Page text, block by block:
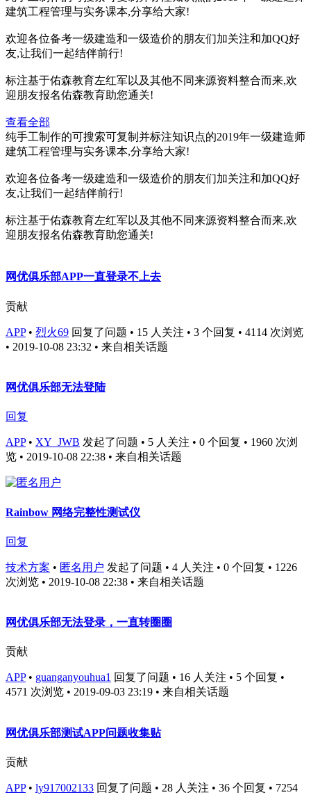
建筑工程管理与实务课本,分享给大家!
欢迎各位备考一级建造和一级造价的朋友们加关注和加QQ好
友,让我们一起结伴前行!
标注基于佑森教育左红军以及其他不同来源资料整合而来,欢
迎朋友报名佑森教育助您通关!
查看全部
纯手工制作的可搜索可复制并标注知识点的2019年一级建造师
建筑工程管理与实务课本,分享给大家!
欢迎各位备考一级建造和一级造价的朋友们加关注和加QQ好
友,让我们一起结伴前行!
标注基于佑森教育左红军以及其他不同来源资料整合而来,欢
迎朋友报名佑森教育助您通关!
网优俱乐部APP一直登录不上去
贡献
APP• 烈火69 回复了问题 • 15 人关注 • 3 个回复 • 4114 次浏览
• 2019-10-08 23:32 • 来自相关话题
网优俱乐部无法登陆
回复
APP• XY_JWB 发起了问题 • 5 人关注 • 0 个回复 • 1960 次浏
览 • 2019-10-08 22:38 • 来自相关话题
Rainbow 网络完整性测试仪
回复
技术方案 • 匿名用户 发起了问题 • 4 人关注 • 0 个回复 • 1226
次浏览 • 2019-10-08 22:38 • 来自相关话题
网优俱乐部无法登录，一直转圈圈
贡献
APP• guanganyouhua1 回复了问题 • 16 人关注 • 5 个回复 •
4571 次浏览 • 2019-09-03 23:19 • 来自相关话题
网优俱乐部测试APP问题收集贴
贡献
APP• ly917002133 回复了问题 • 28 人关注 • 36 个回复 • 7254